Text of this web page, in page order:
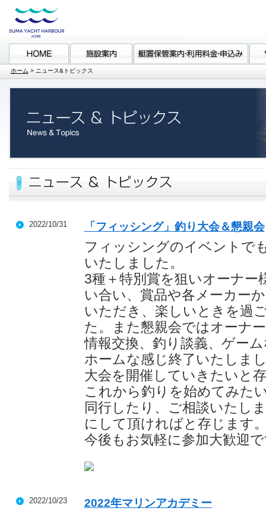
ホーム > ニュース&トピックス
2022/10/31 「フィッシング」釣り大会＆懇親会
フィッシングのイベントで
いたしました。
3種＋特別賞を狙いオーナー
い合い、賞品や各メーカー
いただき、楽しいときを過
た。また懇親会ではオーナ
情報交換、釣り談義、ゲー
ホームな感じ終了いたしま
大会を開催していきたいと
これから釣りを始めてみた
同行したり、ご相談いたし
にして頂ければと存じます
今後もお気軽に参加大歓迎
2022/10/23 2022年マリンアカデミー